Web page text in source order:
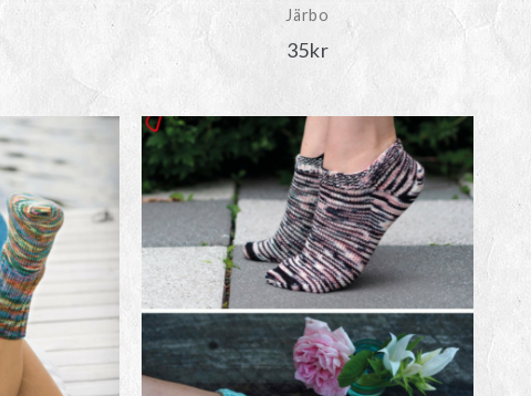
Järbo
35kr